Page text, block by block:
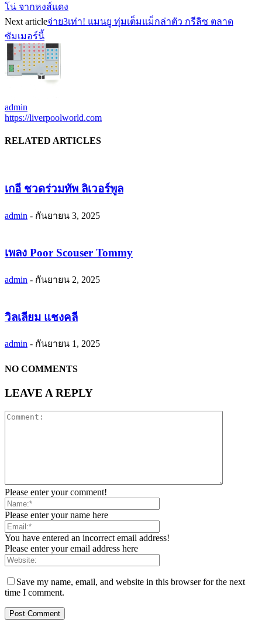
โน่ จากหงส์แดง
Next articleจ่าย3เท่า! แมนยู ทุ่มเต็มแม็กล่าตัว กรีลิซ ตลาด
ซัมเมอร์นี้
admin
https://liverpoolworld.com
RELATED ARTICLES
เกอี ชวดร่วมทัพ ลิเวอร์พูล
admin - กันยายน 3, 2025
เพลง Poor Scouser Tommy
admin - กันยายน 2, 2025
วิลเลียม แชงคลี
admin - กันยายน 1, 2025
NO COMMENTS
LEAVE A REPLY
Please enter your comment!
Please enter your name here
You have entered an incorrect email address!
Please enter your email address here
Save my name, email, and website in this browser for the next
time I comment.